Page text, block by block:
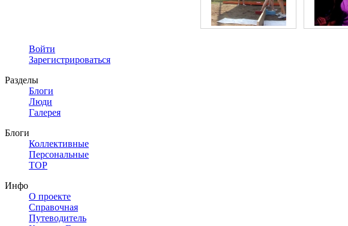
Войти
Зарегистрироваться
Разделы
Блоги
Люди
Галерея
Блоги
Коллективные
Персональные
TOP
Инфо
О проекте
Справочная
Путеводитель